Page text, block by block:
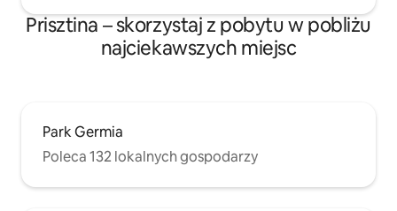
Prisztina – skorzystaj z pobytu w pobliżu
najciekawszych miejsc
Park Germia
Poleca 132 lokalnych gospodarzy